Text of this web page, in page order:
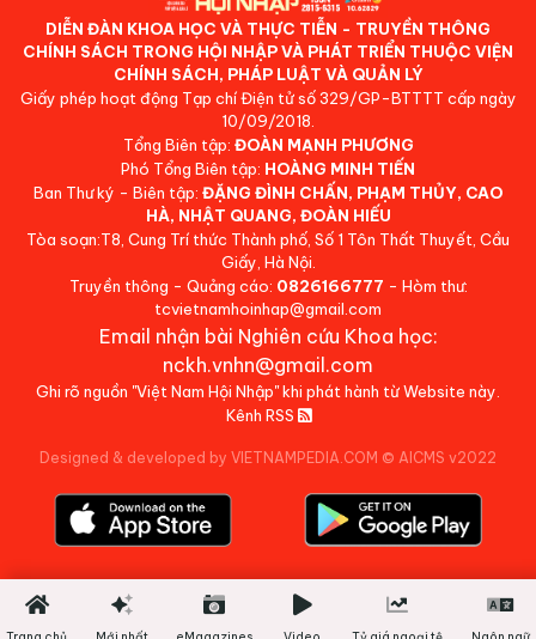
DIỄN ĐÀN KHOA HỌC VÀ THỰC TIỄN - TRUYỀN THÔNG
CHÍNH SÁCH TRONG HỘI NHẬP VÀ PHÁT TRIỂN THUỘC VIỆN
CHÍNH SÁCH, PHÁP LUẬT VÀ QUẢN LÝ
Giấy phép hoạt động Tạp chí Điện tử số 329/GP-BTTTT cấp ngày
10/09/2018.
Tổng Biên tập: ĐOÀN MẠNH PHƯƠNG
Phó Tổng Biên tập: HOÀNG MINH TIẾN
Ban Thư ký - Biên tập: ĐẶNG ĐÌNH CHẤN, PHẠM THỦY, CAO
HÀ, NHẬT QUANG, ĐOÀN HIẾU
Tòa soạn:T8, Cung Trí thức Thành phố, Số 1 Tôn Thất Thuyết, Cầu
Giấy, Hà Nội.
Truyền thông - Quảng cáo: 0826166777 - Hòm thư:
tcvietnamhoinhap@gmail.com
Email nhận bài Nghiên cứu Khoa học:
nckh.vnhn@gmail.com
Ghi rõ nguồn "Việt Nam Hội Nhập" khi phát hành từ Website này.
Kênh RSS
Designed & developed by VIETNAMPEDIA.COM © AICMS v2022